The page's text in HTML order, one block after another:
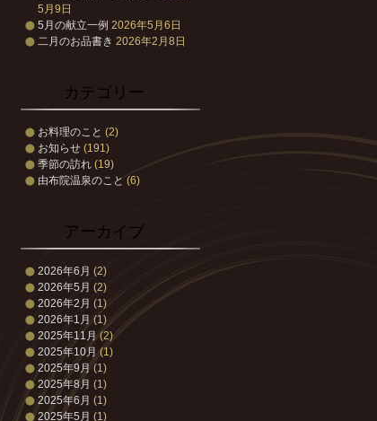
5月9日
5月の献立一例 2026年5月6日
二月のお品書き 2026年2月8日
カテゴリー
お料理のこと (2)
お知らせ (191)
季節の訪れ (19)
由布院温泉のこと (6)
アーカイブ
2026年6月 (2)
2026年5月 (2)
2026年2月 (1)
2026年1月(1)
2025年11月 (2)
2025年10月 (1)
2025年9月 (1)
2025年8月 (1)
2025年6月 (1)
2025年5月 (1)